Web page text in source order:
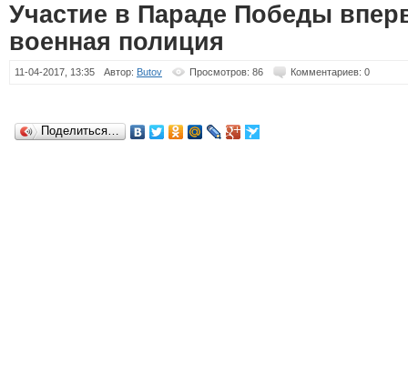
Участие в Параде Победы
военная полиция
11-04-2017, 13:35 Автор: Butov Просмотров: 86 Комментариев: 0
Поделиться…